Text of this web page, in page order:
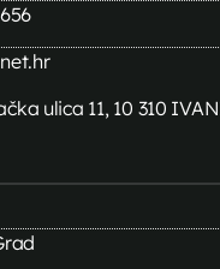
ulica 11, 10 310